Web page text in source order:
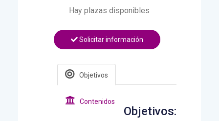
Hay plazas disponibles
Solicitar información
Objetivos
Contenidos
Objetivos: